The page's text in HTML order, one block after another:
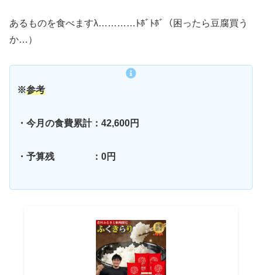
あるものを食べますλ…………ﾄﾎﾞﾄﾎﾞ（困ったら豆腐買う
か…）
※参考
・今月の食費累計： 42,600円
・予算残 ：0円